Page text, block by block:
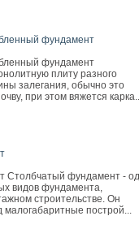
фундамент
фундамент
плиту разного
залегания, обычно это
при этом вяжется
Столбчатый фундамент -
видов фундамента,
строительстве. Он
малогабаритные построй...